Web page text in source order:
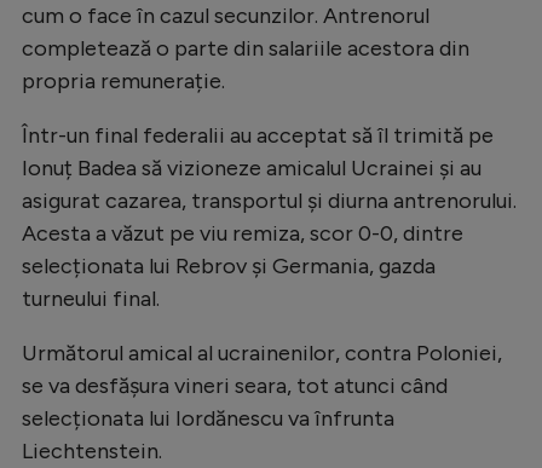
cum o face în cazul secunzilor. Antrenorul
completează o parte din salariile acestora din
propria remunerație.
Într-un final federalii au acceptat să îl trimită pe
Ionuț Badea să vizioneze amicalul Ucrainei și au
asigurat cazarea, transportul și diurna antrenorului.
Acesta a văzut pe viu remiza, scor 0-0, dintre
selecționata lui Rebrov și Germania, gazda
turneului final.
Următorul amical al ucrainenilor, contra Poloniei,
se va desfășura vineri seara, tot atunci când
selecționata lui Iordănescu va înfrunta
Liechtenstein.